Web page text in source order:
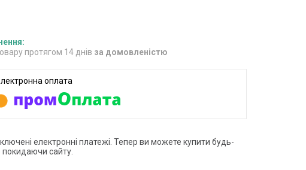
протягом 14 днів за домовленістю
електронні платежі. Тепер ви можете купити будь-
покидаючи сайту.